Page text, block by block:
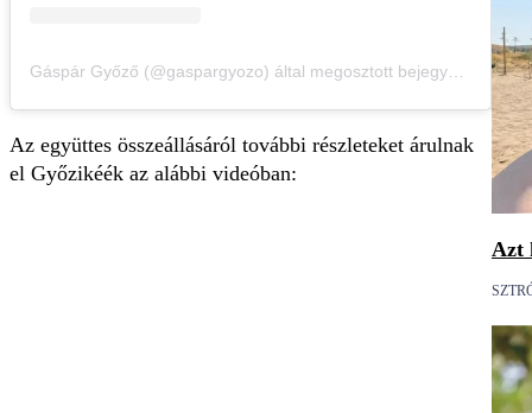
Az együttes összeállásáról további részleteket árulnak
el Győzikéék az alábbi videóban:
Azt